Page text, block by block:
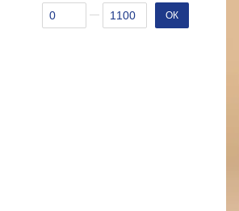
Від Ціна, грн
До Ціна, грн ОК